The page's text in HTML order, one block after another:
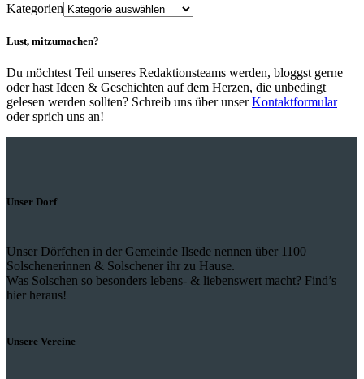
Kategorien
Lust, mitzumachen?
Du möchtest Teil unseres Redaktionsteams werden, bloggst gerne
oder hast Ideen & Geschichten auf dem Herzen, die unbedingt
gelesen werden sollten? Schreib uns über unserKontaktformular
oder sprich uns an!
Unser Dorf
Unser Dörfchen in der Gemeinde Ilsede nennen über 1100
Solschenerinnen & Solschener ihr zu Hause.
Was Solschen so besonders lebens- & liebenswert macht? Find’s
hier heraus!
Unsere Vereine